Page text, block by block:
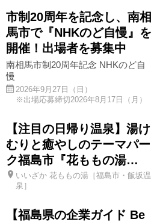
市制20周年を記念し、南相
馬市で『NHKのど自慢』を
開催！出場者を募集中
南相馬市制20周年記念 NHKのど自
慢
2026年9月27日（日）
※出場応募締切2026年8月17日（月）
【注目の日帰り温泉】湯け
むりと癒やしのテーマパー
ク福島市『花ももの湯…
いいざか 花ももの湯［福島市・飯坂温
泉］
【福島県の企業ガイド Be